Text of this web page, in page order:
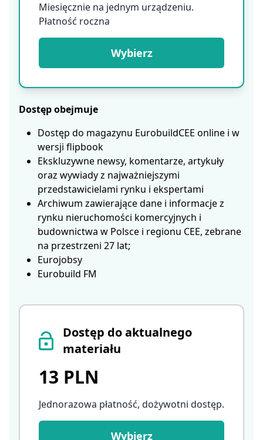
Dostęp do aktualnego
materiału
13 PLN
Jednorazowa płatność, dożywotni dostęp.
Wybierz
Miesięcznie na jednym urządzeniu.
Płatność roczna
Wybierz
Dostęp obejmuje
Dostęp do magazynu EurobuildCEE online i w
wersji flipbook
Ekskluzywne newsy, komentarze, artykuły
oraz wywiady z najważniejszymi
przedstawicielami rynku i ekspertami
Archiwum zawierające dane i informacje z
rynku nieruchomości komercyjnych i
budownictwa w Polsce i regionu CEE, zebrane
na przestrzeni 27 lat;
Eurojobsy
Eurobuild FM